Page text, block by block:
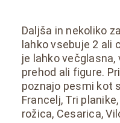
Daljša in nekoliko
lahko vsebuje 2 ali
je lahko večglasna,
prehod ali figure.
poznajo pesmi kot
Francelj, Tri
rožica, Cesarica,